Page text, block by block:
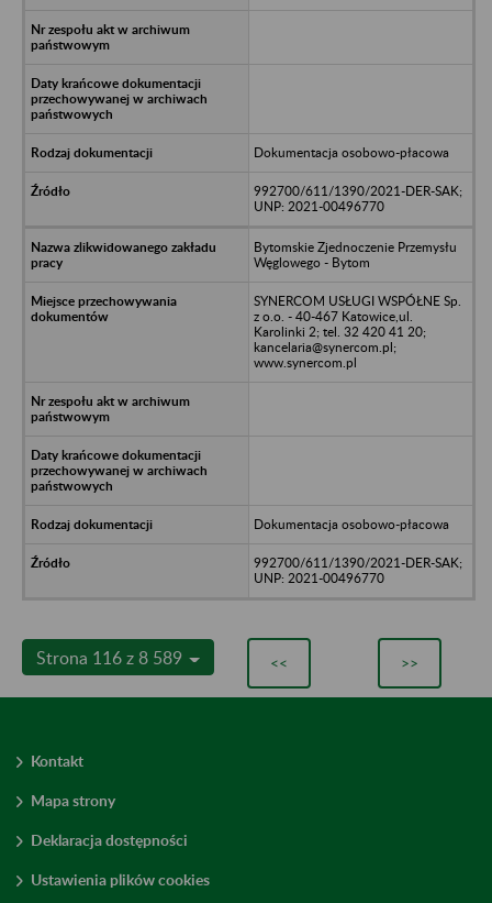
Dokumentacja osobowo-płacowa
992700/611/1390/2021-DER-SAK;
UNP: 2021-00496770
Bytomskie Zjednoczenie Przemysłu
Węglowego - Bytom
SYNERCOM USŁUGI WSPÓŁNE Sp.
z o.o. - 40-467 Katowice,ul.
Karolinki 2; tel. 32 420 41 20;
kancelaria@synercom.pl;
www.synercom.pl
Dokumentacja osobowo-płacowa
992700/611/1390/2021-DER-SAK;
UNP: 2021-00496770
Strona 116 z 8 589 << >>
Kontakt
Mapa strony
Deklaracja dostępności
Ustawienia plików cookies